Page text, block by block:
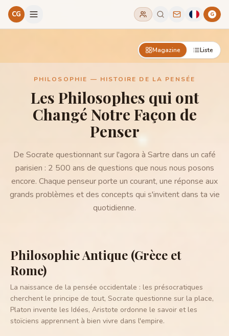
CG G
Magazine Liste
PHILOSOPHIE — HISTOIRE DE LA PENSÉE
Les Philosophes qui ont
Changé Notre Façon de
Penser
De Socrate questionnant sur l'agora à Sartre dans un café
parisien : 2 500 ans de questions que nous nous posons
encore. Chaque penseur porte un courant, une réponse aux
grands problèmes et des concepts qui s'invitent dans ta vie
quotidienne.
Philosophie Antique (Grèce et
Rome)
La naissance de la pensée occidentale : les présocratiques
cherchent le principe de tout, Socrate questionne sur la place,
Platon invente les Idées, Aristote ordonne le savoir et les
stoïciens apprennent à bien vivre dans l'empire.